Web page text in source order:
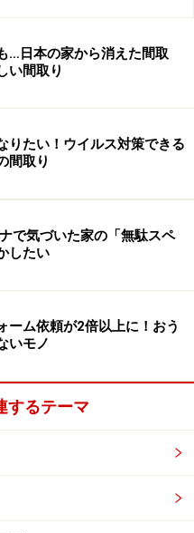
…日本の家から消えた間取
い間取り
りたい！ウイルス対策できる
間取り
で気づいた家の「無駄スペ
したい
ーム依頼が2倍以上に！おう
いモノ
するテーマ